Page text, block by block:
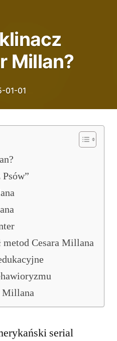
Millan?
01-01
Cesara Millana
Millana
serial